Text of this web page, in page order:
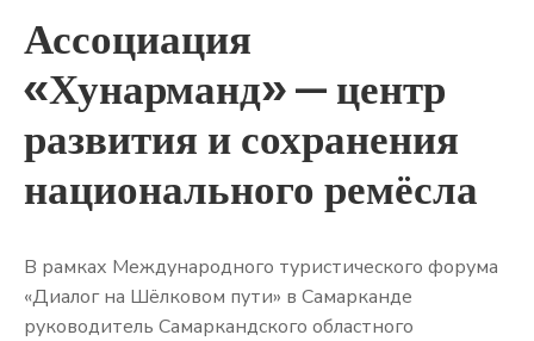
Ассоциация
«Хунарманд» — центр
развития и сохранения
национального ремёсла
В рамках Международного туристического форума
«Диалог на Шёлковом пути» в Самарканде
руководитель Самаркандского областного